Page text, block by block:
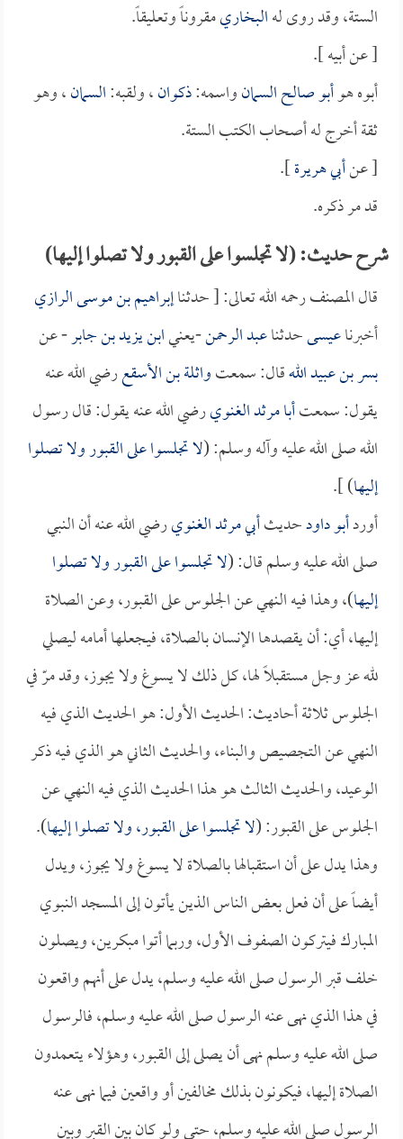
الستة، وقد روى لهالبخاريمقروناً وتعليقاً.
[ عن أبيه ].
أبوه هوأبو صالح السمانواسمه:ذكوان، ولقبه:السمان، وهو
ثقة أخرج له أصحاب الكتب الستة.
[ عنأبي هريرة].
قد مر ذكره.
شرح حديث: (لا تجلسوا على القبور ولا تصلوا إليها)
قال المصنف رحمه الله تعالى: [ حدثناإبراهيم بن موسى الرازي
أخبرناعيسىحدثناعبد الرحمن-يعنيابن يزيد بن جابر- عن
بسر بن عبيد اللهقال: سمعتواثلة بن الأسقعرضي الله عنه
يقول: سمعتأبا مرثد الغنويرضي الله عنه يقول: قال رسول
الله صلى الله عليه وآله وسلم: (لا تجلسوا على القبور ولا تصلوا
إليها) ].
أوردأبو داودحديثأبي مرثد الغنويرضي الله عنه أن النبي
صلى الله عليه وسلم قال: (لا تجلسوا على القبور ولا تصلوا
إليها)، وهذا فيه النهي عن الجلوس على القبور، وعن الصلاة
إليها، أي: أن يقصدها الإنسان بالصلاة، فيجعلها أمامه ليصلي
لله عز وجل مستقبلاً لها، كل ذلك لا يسوغ ولا يجوز، وقد مرّ في
الجلوس ثلاثة أحاديث: الحديث الأول: هو الحديث الذي فيه
النهي عن التجصيص والبناء، والحديث الثاني هو الذي فيه ذكر
الوعيد، والحديث الثالث هو هذا الحديث الذي فيه النهي عن
الجلوس على القبور: (لا تجلسوا على القبور، ولا تصلوا إليها).
وهذا يدل على أن استقبالها بالصلاة لا يسوغ ولا يجوز، ويدل
أيضاً على أن فعل بعض الناس الذين يأتون إلى المسجد النبوي
المبارك فيتركون الصفوف الأول، وربما أتوا مبكرين، ويصلون
خلف قبر الرسول صلى الله عليه وسلم، يدل على أنهم واقعون
في هذا الذي نهى عنه الرسول صلى الله عليه وسلم، فالرسول
صلى الله عليه وسلم نهى أن يصلى إلى القبور، وهؤلاء يتعمدون
الصلاة إليها، فيكونون بذلك مخالفين أو واقعين فيما نهى عنه
الرسول صلى الله عليه وسلم، حتى ولو كان بين القبر وبين